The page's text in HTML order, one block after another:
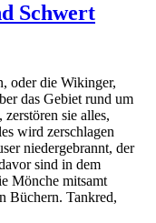
Schwert
oder die Wikinger,
das Gebiet rund um
sie alles,
wird zerschlagen
niedergebrannt, der
sind in dem
Mönche mitsamt
Büchern. Tankred,